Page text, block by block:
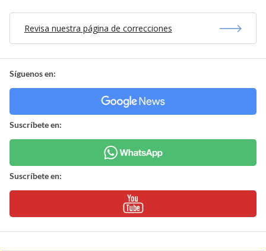
Revisa nuestra página de correcciones
Síguenos en:
Suscríbete en:
Suscríbete en: